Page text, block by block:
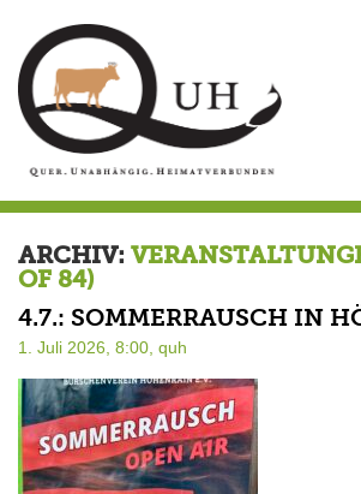
content
ARCHIV:
OF 84)
4.7.: SOMMERRAUSCH IN
1. Juli 2026, 8:00, quh